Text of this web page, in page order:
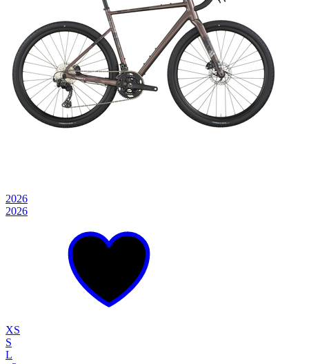
2026
2026
XS
S
L